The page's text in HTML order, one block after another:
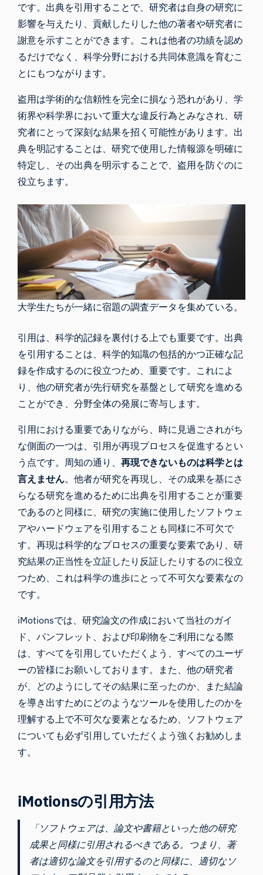
です。出典を引用することで、研究者は自身の研究に
影響を与えたり、貢献したりした他の著者や研究者に
謝意を示すことができます。これは他者の功績を認め
るだけでなく、科学分野における共同体意識を育むこ
とにもつながります。
盗用は学術的な信頼性を完全に損なう恐れがあり、学
術界や科学界において重大な違反行為とみなされ、研
究者にとって深刻な結果を招く可能性があります。出
典を明記することは、研究で使用した情報源を明確に
特定し、その出典を明示することで、盗用を防ぐのに
役立ちます。
大学生たちが一緒に宿題の調査データを集めている。
引用は、科学的記録を裏付ける上でも重要です。出典
を引用することは、科学的知識の包括的かつ正確な記
録を作成するのに役立つため、重要です。これによ
り、他の研究者が先行研究を基盤として研究を進める
ことができ、分野全体の発展に寄与します。
引用における重要でありながら、時に見過ごされがち
な側面の一つは、引用が再現プロセスを促進するとい
う点です。周知の通り、再現できないものは科学とは
言えません。他者が研究を再現し、その成果を基にさ
らなる研究を進めるために出典を引用することが重要
であるのと同様に、研究の実施に使用したソフトウェ
アやハードウェアを引用することも同様に不可欠で
す。再現は科学的なプロセスの重要な要素であり、研
究結果の正当性を立証したり反証したりするのに役立
つため、これは科学の進歩にとって不可欠な要素なの
です。
iMotionsでは、研究論文の作成において当社のガイ
ド 、パンフレット、および印刷物をご利用になる際
は、すべてを引用していただくよう、すべてのユーザ
ーの皆様にお願いしております。また、他の研究者
が、どのようにしてその結果に至ったのか、また結論
を導き出すためにどのようなツールを使用したのかを
理解する上で不可欠な要素となるため、ソフトウェア
についても必ず引用していただくよう強くお勧めしま
す。
iMotionsの引用方法
「ソフトウェアは、論文や書籍といった他の研究
成果と同様に引用されるべきである。つまり、著
者は適切な論文を引用するのと同様に、適切なソ